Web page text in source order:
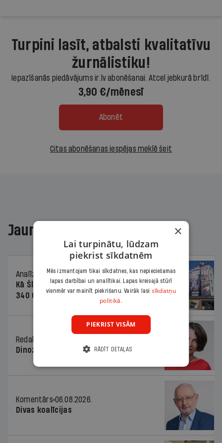
Turpini lasīt, atbalsti kvalitatīvu
žurnālistiku!
Iepazīšanās piedāvājums ir.lv abonēšanai. Atcel jebkurā brīdī.
3,90 €/mēnesī
Abonēt
Citas abonēšanas iespējas meklē šeit
Jaunākajā žurnālā
Analīze
06.08.2026.
Kā Šlesera partija palika nesodīta par
340 000 vērtu reklāmas kampaņu
Redaktores sleja
Dinozaura triks
Komentārs 06.08.2026.
Divas koalīcijas
×
Lai turpinātu, lūdzam
piekrist sīkdatnēm
Mēs izmantojam tikai sīkdatnes, kas nepieciešamas
lapas darbībai un analītikai. Lapas kreisajā stūrī
vienmēr var mainīt piekrišanu. Vairāk lasi sīkdatņu
politikā.
PIEKRIST VISĀM
RĀDĪT DETAĻAS